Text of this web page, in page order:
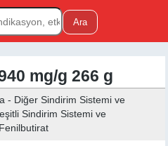
mg/g 266 g
- Diğer Sindirim Sistemi ve
Sindirim Sistemi ve